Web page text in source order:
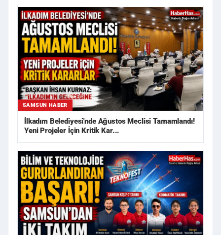
SAMSUN HABER
İlkadım Belediyesi'nde Ağustos Meclisi Tamamlandı!
Yeni Projeler İçin Kritik Kar...